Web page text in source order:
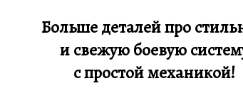
Больше деталей про
и свежую боевую
с простой механикой!